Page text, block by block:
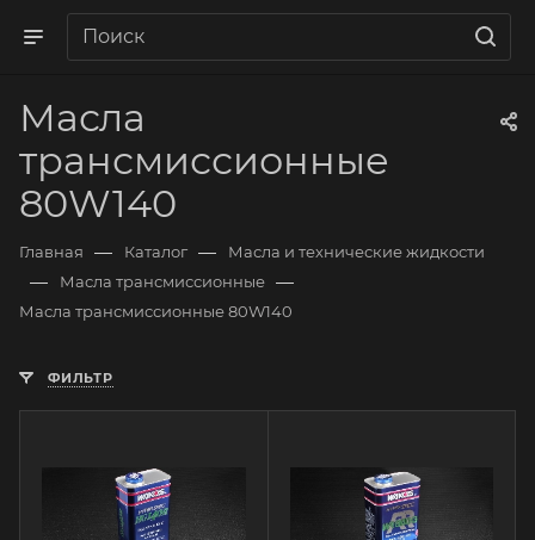
Масла
трансмиссионные
80W140
Главная — Каталог — Масла и технические жидкости
— Масла трансмиссионные —
Масла трансмиссионные 80W140
ФИЛЬТР